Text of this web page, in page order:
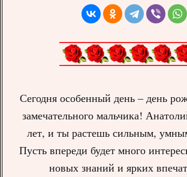
Сегодня особенный день – день
замечательного мальчика!
лет, и ты растешь сильным,
Пусть впереди будет много
новых знаний и ярких